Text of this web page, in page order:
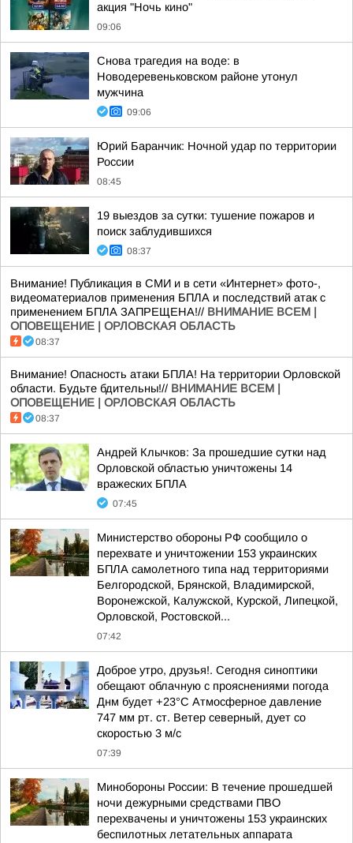
акция "Ночь кино"
09:06
Снова трагедия на воде: в
Новодеревеньковском районе утонул
мужчина
09:06
Юрий Баранчик: Ночной удар по территории
России
08:45
19 выездов за сутки: тушение пожаров и
поиск заблудившихся
08:37
Внимание! Публикация в СМИ и в сети «Интернет» фото-,
видеоматериалов применения БПЛА и последствий атак с
применением БПЛА ЗАПРЕЩЕНА!// ВНИМАНИЕ ВСЕМ |
ОПОВЕЩЕНИЕ | ОРЛОВСКАЯ ОБЛАСТЬ
08:37
Внимание! Опасность атаки БПЛА! На территории Орловской
области. Будьте бдительны!// ВНИМАНИЕ ВСЕМ |
ОПОВЕЩЕНИЕ | ОРЛОВСКАЯ ОБЛАСТЬ
08:37
Андрей Клычков: За прошедшие сутки над
Орловской областью уничтожены 14
вражеских БПЛА
07:45
Министерство обороны РФ сообщило о
перехвате и уничтожении 153 украинских
БПЛА самолетного типа над территориями
Белгородской, Брянской, Владимирской,
Воронежской, Калужской, Курской, Липецкой,
Орловской, Ростовской...
07:42
Доброе утро, друзья!. Сегодня синоптики
обещают облачную с прояснениями погода
Днм будет +23°С Атмосферное давление
747 мм рт. ст. Ветер северный, дует со
скоростью 3 м/с
07:39
Минобороны России: В течение прошедшей
ночи дежурными средствами ПВО
перехвачены и уничтожены 153 украинских
беспилотных летательных аппарата